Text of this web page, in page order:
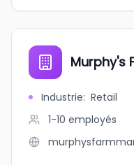
Murphy's
Industrie: Retail
1-10 employés